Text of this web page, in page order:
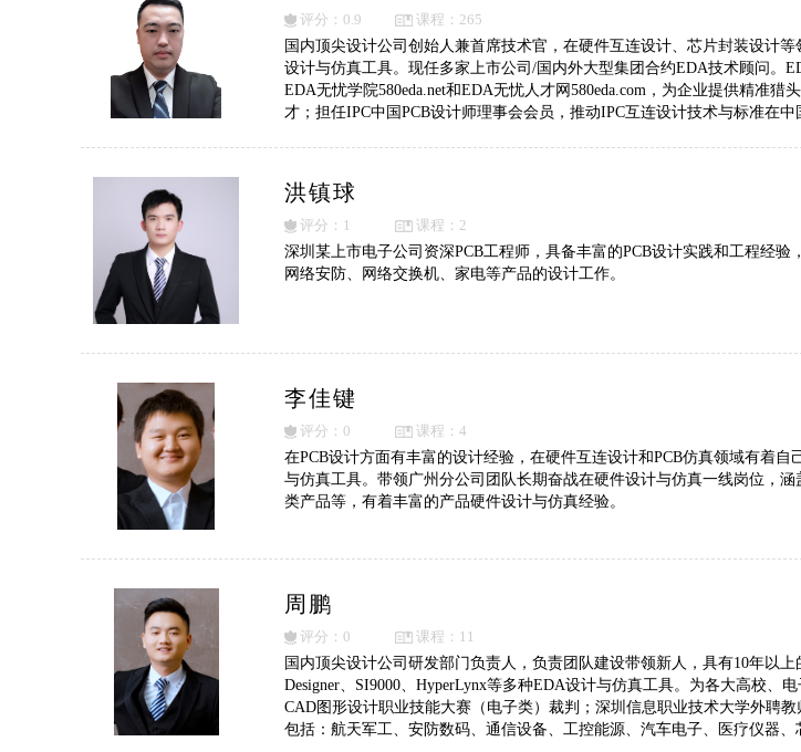
评分：0.9
课程：265
国内顶尖设计公司创始人兼首席技术官，在硬件互连设计、芯片封装设计等
设计与仿真工具。现任多家上市公司/国内外大型集团合约EDA技术顾问。
EDA无忧学院580eda.net和EDA无忧人才网580eda.com，为企业提供精准
才；担任IPC中国PCB设计师理事会会员，推动IPC互连设计技术与标准在
洪镇球
评分：1
课程：2
深圳某上市电子公司资深PCB工程师，具备丰富的PCB设计实践和工程经
网络安防、网络交换机、家电等产品的设计工作。
李佳键
评分：0
课程：4
在PCB设计方面有丰富的设计经验，在硬件互连设计和PCB仿真领域有着
与仿真工具。带领广州分公司团队长期奋战在硬件设计与仿真一线岗位，
类产品等，有着丰富的产品硬件设计与仿真经验。
周鹏
评分：0
课程：11
国内顶尖设计公司研发部门负责人，负责团队建设带领新人，具有10年以
Designer、SI9000、HyperLynx等多种EDA设计与仿真工具。为各大高校
CAD图形设计职业技能大赛（电子类）裁判；深圳信息职业技术大学外聘
包括：航天军工、安防数码、通信设备、工控能源、汽车电子、医疗仪器、